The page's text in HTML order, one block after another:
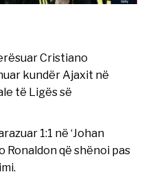
Cristiano
kundër Ajaxit në
të Ligës së
1:1 në ‘Johan
Ronaldon që shënoi pas